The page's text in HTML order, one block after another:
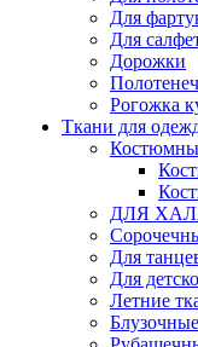
Для
Для
Дорожки
Рогожка
Ткани для
ДЛЯ
Для
Для
Летние
Блузочные